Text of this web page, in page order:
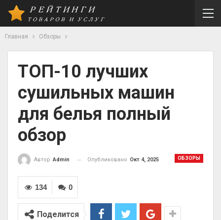
Главная Обзоры
ТОП-10 лучших
сушильных машин
для белья полный
обзор
ОБЗОРЫ
Автор Admin Опубликовано Окт 4, 2025
0
134
Поделится